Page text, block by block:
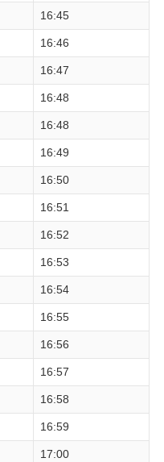
16:45
16:46
16:47
16:48
16:48
16:49
16:50
16:51
16:52
16:53
16:54
16:55
16:56
16:57
16:58
16:59
17:00